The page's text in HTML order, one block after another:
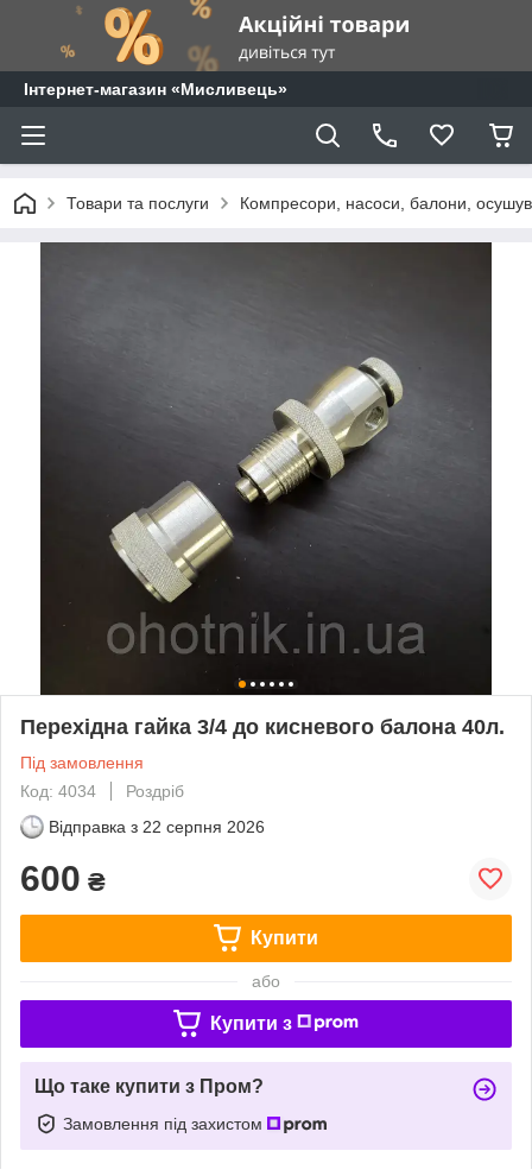
⁨Інтернет-магазин «Мисливець»
Товари та послуги Компресори, насоси, балони,
Перехідна гайка 3/4 до кисневого балона 40л.
Під замовлення
Код: 4034
Роздріб
Відправка з 22 серпня 2026
600 ₴
Купити
або
Купити з
Що таке купити з Пром?
Замовлення під захистом